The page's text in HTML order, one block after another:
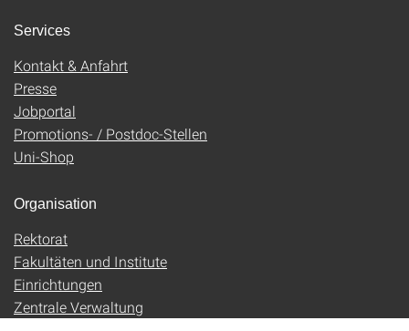
Services
Kontakt & Anfahrt
Presse
Jobportal
Promotions- / Postdoc-Stellen
Uni-Shop
Organisation
Rektorat
Fakultäten und Institute
Einrichtungen
Zentrale Verwaltung